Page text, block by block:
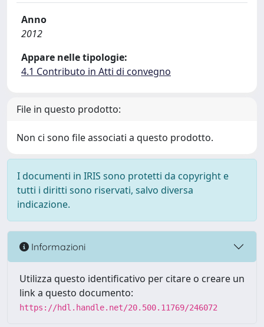
Anno
2012
Appare nelle tipologie:
4.1 Contributo in Atti di convegno
File in questo prodotto:
Non ci sono file associati a questo prodotto.
I documenti in IRIS sono protetti da copyright e
tutti i diritti sono riservati, salvo diversa
indicazione.
Informazioni
Utilizza questo identificativo per citare o creare un
link a questo documento:
https://hdl.handle.net/20.500.11769/246072